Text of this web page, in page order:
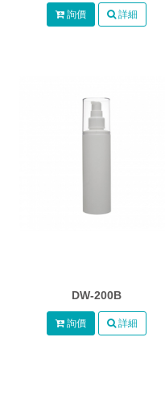
詢價 詳細
DW-200B
詢價 詳細